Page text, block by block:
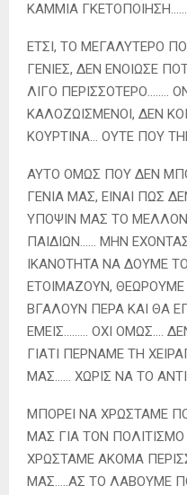
ΚΑΜΜΙΑ
ΕΤΣΙ, ΤΟ ΜΕΓΑΛΥΤΕΡΟ
ΓΕΝΙΕΣ, ΔΕΝ ΕΝΟΙΩΣΕ
ΛΙΓΟ ΠΕΡΙΣΣΟΤΕΡΟ……..
ΚΑΛΟΖΩΙΣΜΕΝΟΙ, ΔΕΝ
ΚΟΥΡΤΙΝΑ… ΟΥΤΕ ΠΟΥ
ΑΥΤΟ ΟΜΩΣ ΠΟΥ ΔΕΝ
ΓΕΝΙΑ ΜΑΣ, ΕΙΝΑΙ ΠΩΣ
ΥΠΟΨΙΝ ΜΑΣ ΤΟ
ΠΑΙΔΙΩΝ…… ΜΗΝ
ΙΚΑΝΟΤΗΤΑ ΝΑ ΔΟΥΜΕ
ΕΤΟΙΜΑΖΟΥΝ, ΘΕΩΡΟΥΜΕ
ΒΓΑΛΟΥΝ ΠΕΡΑ ΚΑΙ ΘΑ
ΕΜΕΙΣ……… ΟΧΙ ΟΜΩΣ….
ΓΙΑΤΙ ΠΕΡΝΑΜΕ ΤΗ
ΜΑΣ…… ΧΩΡΙΣ ΝΑ ΤΟ
ΜΠΟΡΕΙ ΝΑ ΧΡΩΣΤΑΜΕ
ΜΑΣ ΓΙΑ ΤΟΝ
ΧΡΩΣΤΑΜΕ ΑΚΟΜΑ
ΜΑΣ…..ΑΣ ΤΟ ΛΑΒΟΥΜΕ